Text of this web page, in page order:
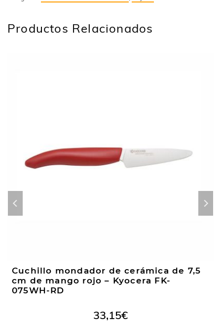
Productos Relacionados
Cuchillo mondador de cerámica de 7,5
cm de mango rojo – Kyocera FK-
075WH-RD
33,15€